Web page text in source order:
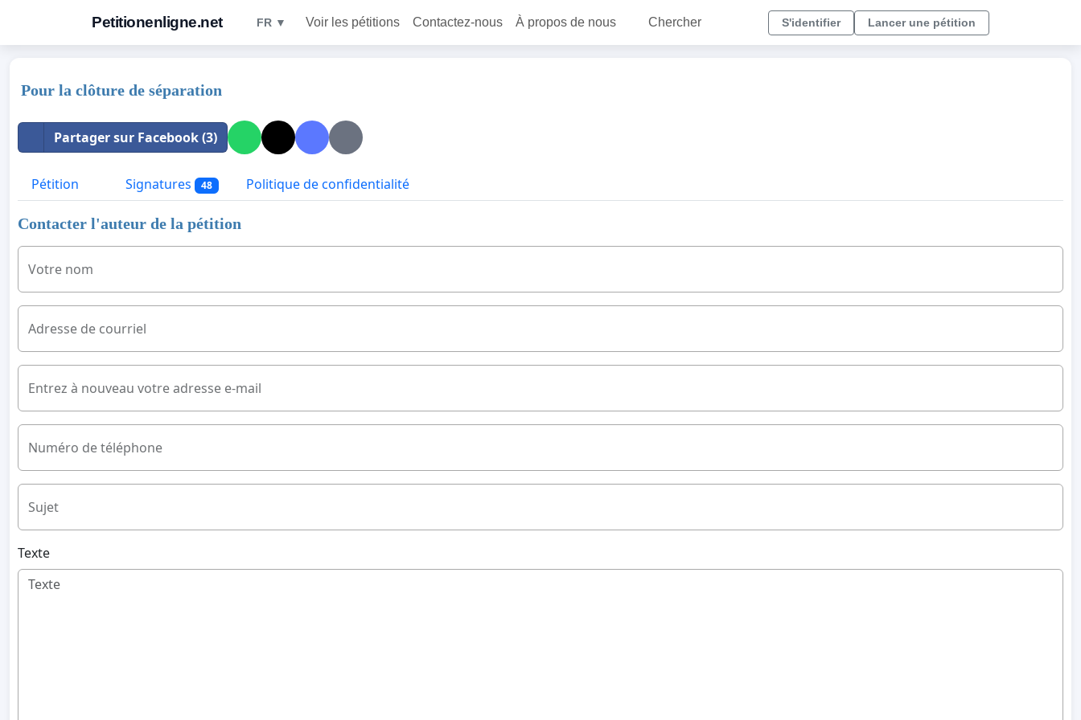
Petitionenligne.net FR ▼ Voir les pétitions Contactez-nous À propos de nous Chercher S'identifier Lancer une pétition
Pour la clôture de séparation
Partager sur Facebook (3)
Pétition Signatures 48 Politique de confidentialité
Contacter l'auteur de la pétition
Votre nom
Adresse de courriel
Entrez à nouveau votre adresse e-mail
Numéro de téléphone
Sujet
Texte